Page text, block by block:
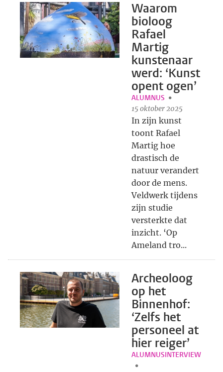
Waarom
bioloog
Rafael
Martig
kunstenaar
werd: ‘Kunst
opent ogen’
ALUMNUS
15 oktober 2025
In zijn kunst
toont Rafael
Martig hoe
drastisch de
natuur verandert
door de mens.
Veldwerk tijdens
zijn studie
versterkte dat
inzicht. ‘Op
Ameland tro...
Archeoloog
op het
Binnenhof:
‘Zelfs het
personeel at
hier reiger’
ALUMNUSINTERVIEW